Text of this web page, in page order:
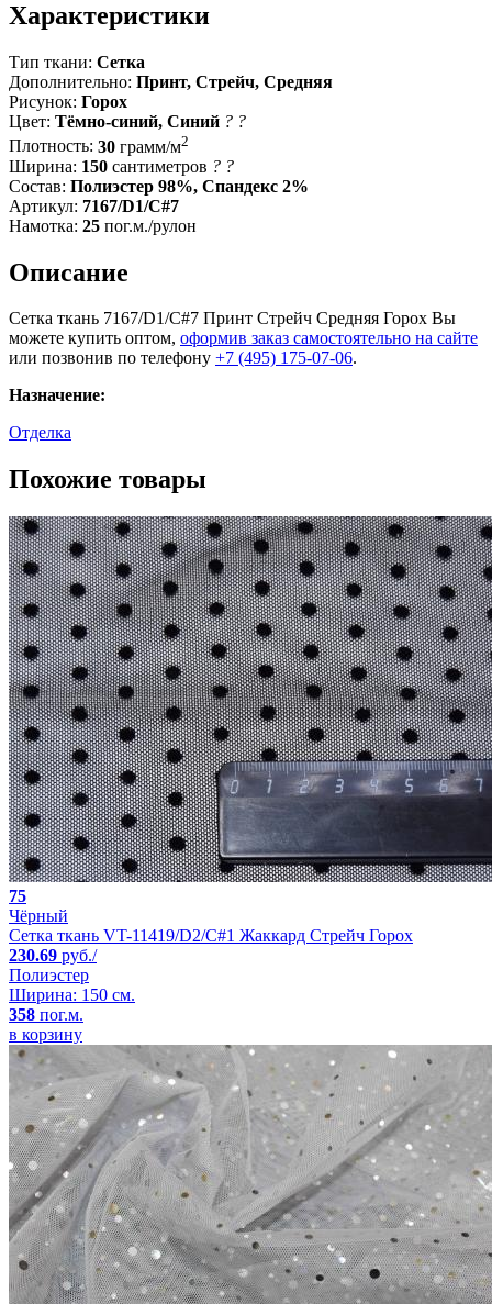
Характеристики
Тип ткани: Сетка
Дополнительно: Принт, Стрейч, Средняя
Рисунок: Горох
Цвет: Тёмно-синий, Синий ? ?
Плотность: 30 грамм/м2
Ширина: 150 сантиметров ? ?
Состав: Полиэстер 98%, Спандекс 2%
Артикул: 7167/D1/C#7
Намотка: 25 пог.м./рулон
Описание
Сетка ткань 7167/D1/C#7 Принт Стрейч Средняя Горох Вы
можете купить оптом, оформив заказ самостоятельно на сайте
или позвонив по телефону +7 (495) 175-07-06.
Назначение:
Отделка
Похожие товары
75
Чёрный
Сетка ткань VT-11419/D2/C#1 Жаккард Стрейч Горох
230.69 руб./
Полиэстер
Ширина: 150 см.
358 пог.м.
в корзину